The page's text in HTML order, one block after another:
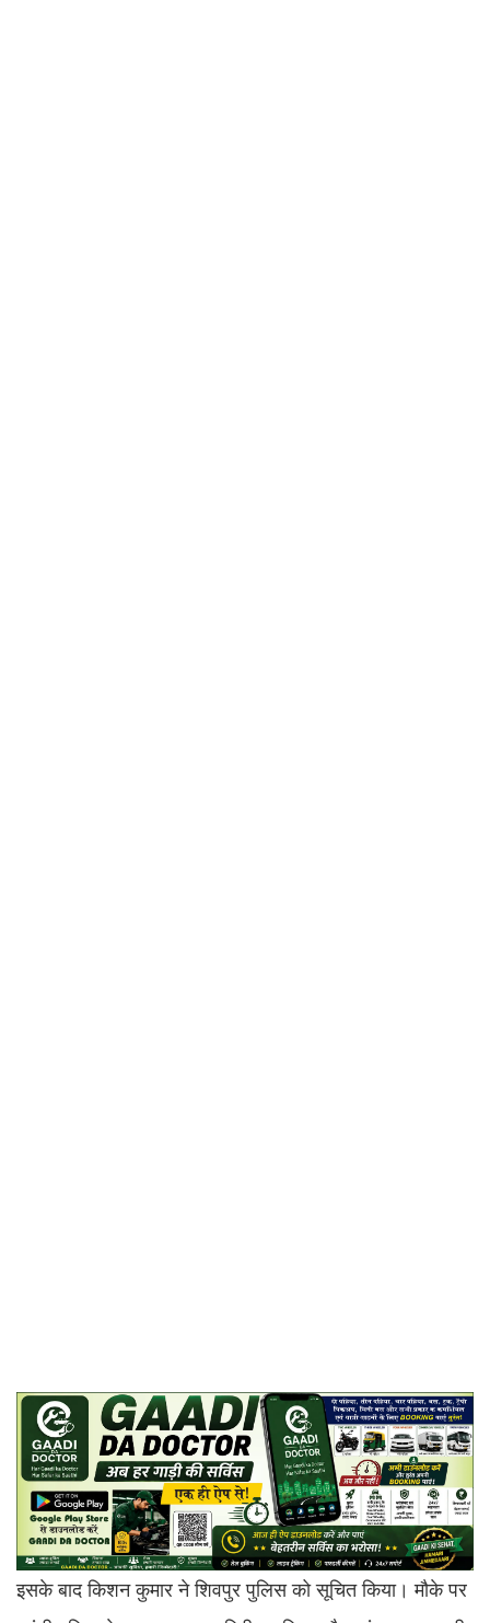
इसके बाद किशन कुमार ने शिवपुर पुलिस को सूचित किया। मौके पर